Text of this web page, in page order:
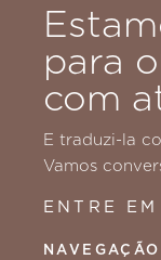
para
com
E traduzi-la
Vamos
ENTRE
NAVEGAÇÃO